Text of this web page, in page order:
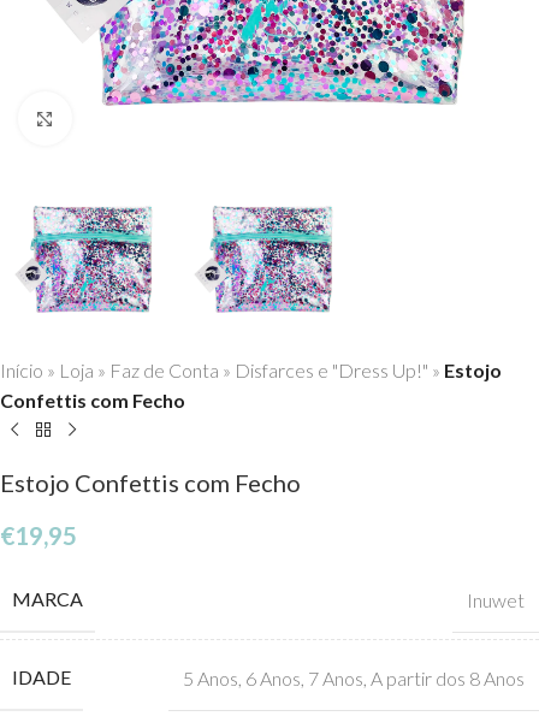
Início » Loja » Faz de Conta » Disfarces e "Dress Up!" » Estojo
Confettis com Fecho
Estojo Confettis com Fecho
€19,95
MARCA Inuwet
IDADE 5 Anos 6 Anos 7 Anos A partir dos 8 Anos